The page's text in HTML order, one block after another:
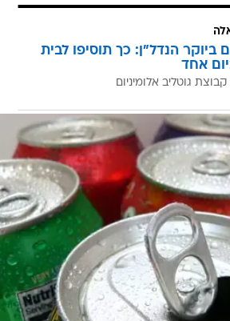
ביוקר הנדל"ן: כך תוסיפו לבית
אחד
גוטליב אלומיניום